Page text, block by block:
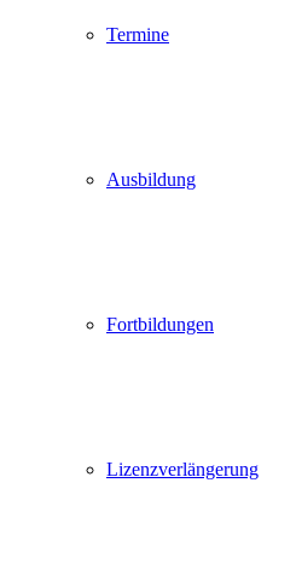
Termine
Ausbildung
Fortbildungen
Lizenzverlängerung